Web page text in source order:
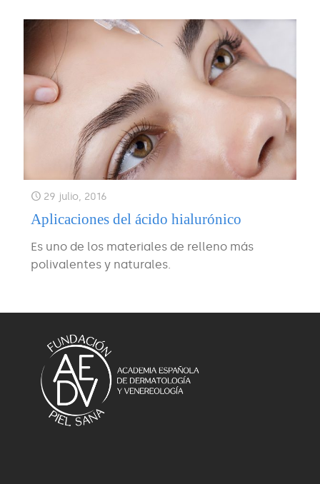
29 julio, 2016
Aplicaciones del ácido hialurónico
Es uno de los materiales de relleno más
polivalentes y naturales.